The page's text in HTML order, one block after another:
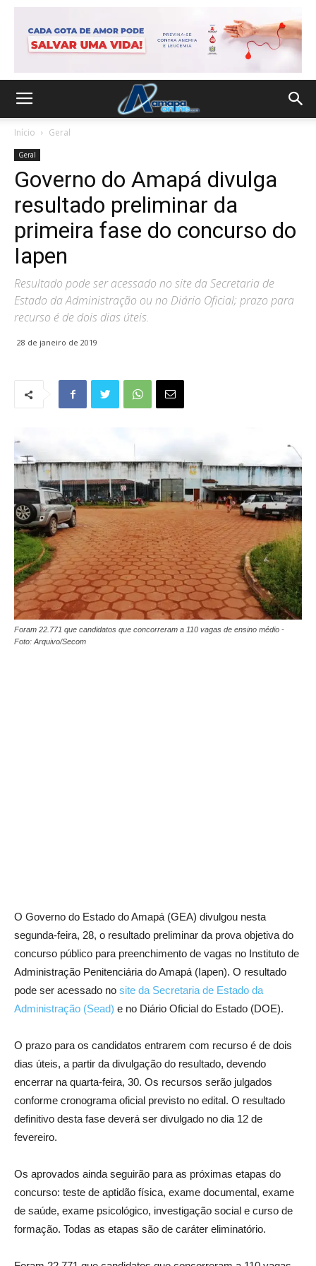
Início Geral
Geral
Governo do Amapá divulga
resultado preliminar da
primeira fase do concurso do
Iapen
Resultado pode ser acessado no site da Secretaria de
Estado da Administração ou no Diário Oficial; prazo para
recurso é de dois dias úteis.
28 de janeiro de 2019
Foram 22.771 que candidatos que concorreram a 110 vagas de ensino médio -
Foto: Arquivo/Secom
O Governo do Estado do Amapá (GEA) divulgou nesta
segunda-feira, 28, o resultado preliminar da prova objetiva do
concurso público para preenchimento de vagas no Instituto de
Administração Penitenciária do Amapá (Iapen). O resultado
pode ser acessado no site da Secretaria de Estado da
Administração (Sead) e no Diário Oficial do Estado (DOE).
O prazo para os candidatos entrarem com recurso é de dois
dias úteis, a partir da divulgação do resultado, devendo
encerrar na quarta-feira, 30. Os recursos serão julgados
conforme cronograma oficial previsto no edital. O resultado
definitivo desta fase deverá ser divulgado no dia 12 de
fevereiro.
Os aprovados ainda seguirão para as próximas etapas do
concurso: teste de aptidão física, exame documental, exame
de saúde, exame psicológico, investigação social e curso de
formação. Todas as etapas são de caráter eliminatório.